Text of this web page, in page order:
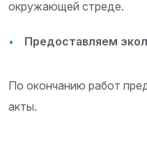
окружающей стреде.
Предоставляем
По окончанию работ
акты.